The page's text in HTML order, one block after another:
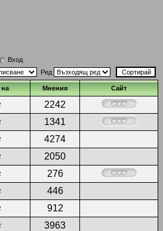
Вход
Ред
на Мнения Сайт
2242
1341
4274
2050
276
446
912
3963